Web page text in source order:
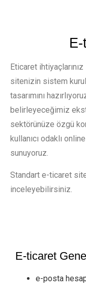
Eticaret
sitenizin sistem
tasarımını
belirleyeceğimiz
sektörünüze özgü
kullanıcı odaklı
sunuyoruz.
Standart e-ticaret
inceleyebilirsiniz.
E-ticaret
e-posta